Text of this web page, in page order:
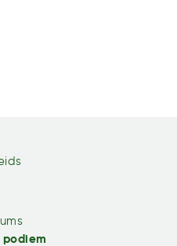
podiem